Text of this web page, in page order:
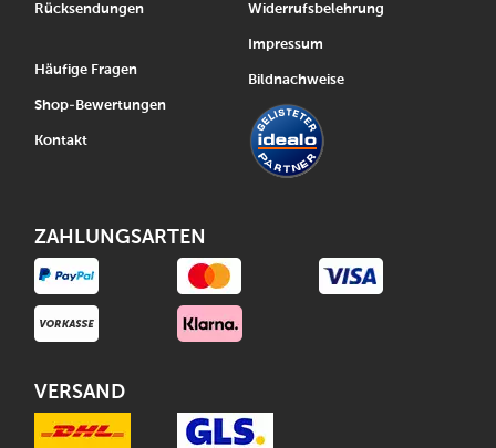
Rücksendungen
Häufige Fragen
Shop-Bewertungen
Kontakt
Widerrufsbelehrung
Impressum
Bildnachweise
ZAHLUNGSARTEN
VERSAND